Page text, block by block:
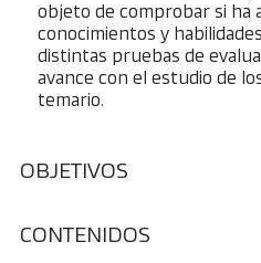
OBJETIVOS
CONTENIDOS
objeto de comprobar si ha
conocimientos y
distintas pruebas de
avance con el estudio de
temario.